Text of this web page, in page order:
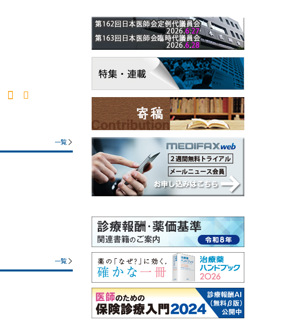
一覧
一覧